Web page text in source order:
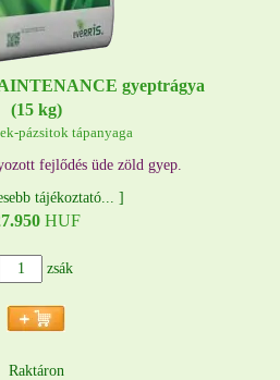
gyeptrágya
(15 kg)
pázsitok tápanyaga
fejlődés üde zöld gyep.
tájékoztató... ]
HUF
zsák
Raktáron